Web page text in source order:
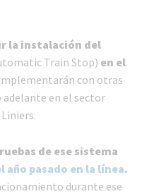
la instalación del
Train Stop) en el
con otras
adelante en el sector
de ese sistema
año pasado en la línea.
durante ese